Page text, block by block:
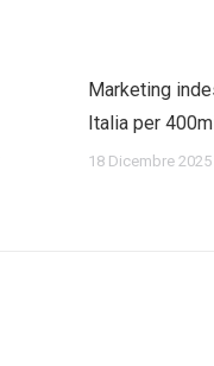
Marketing
Italia per
18 Dicembre 2025